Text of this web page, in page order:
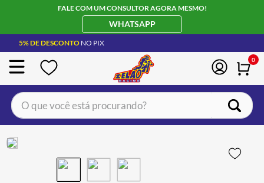
FALE COM UM CONSULTOR AGORA MESMO!
WHATSAPP
5% DE DESCONTO NO PIX
0
O que você está procurando?
JAQUETA